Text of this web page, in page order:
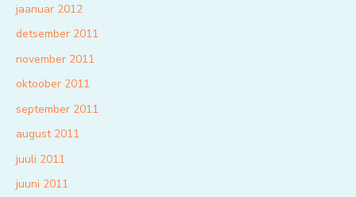
jaanuar 2012
detsember 2011
november 2011
oktoober 2011
september 2011
august 2011
juuli 2011
juuni 2011